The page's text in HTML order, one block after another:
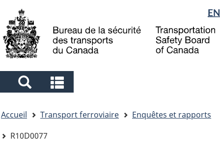
to
main
to
"About
government"
à
la
Sélection
de
la
langue
EN
Search
and
menus
and
menus
êtes
ici
Accueil Transport ferroviaire
Enquêtes et rapports
R10D0077